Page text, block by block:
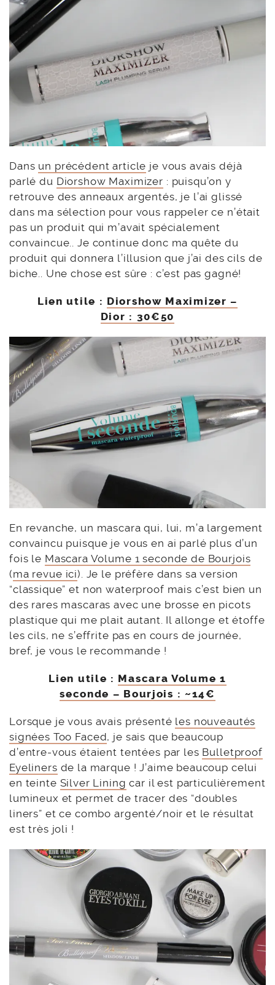
Dans un précédent article je vous avais déjà
parlé du Diorshow Maximizer : puisqu’on y
retrouve des anneaux argentés, je l’ai glissé
dans ma sélection pour vous rappeler ce n’était
pas un produit qui m’avait spécialement
convaincue.. Je continue donc ma quête du
produit qui donnera l’illusion que j’ai des cils de
biche.. Une chose est sûre : c’est pas gagné!
Lien utile : Diorshow Maximizer –
Dior : 30€50
En revanche, un mascara qui, lui, m’a largement
convaincu puisque je vous en ai parlé plus d’un
fois le Mascara Volume 1 seconde de Bourjois
(ma revue ici). Je le préfère dans sa version
“classique” et non waterproof mais c’est bien un
des rares mascaras avec une brosse en picots
plastique qui me plait autant. Il allonge et étoffe
les cils, ne s’effrite pas en cours de journée,
bref, je vous le recommande !
Lien utile : Mascara Volume 1
seconde – Bourjois : ~14€
Lorsque je vous avais présenté les nouveautés
signées Too Faced, je sais que beaucoup
d’entre-vous étaient tentées par les Bulletproof
Eyeliners de la marque ! J’aime beaucoup celui
en teinte Silver Lining car il est particulièrement
lumineux et permet de tracer des “doubles
liners” et ce combo argenté/noir et le résultat
est très joli !